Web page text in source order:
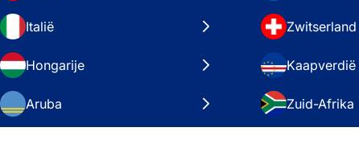
Italië Zwitserland
Hongarije Kaapverdië
Aruba Zuid-Afrika